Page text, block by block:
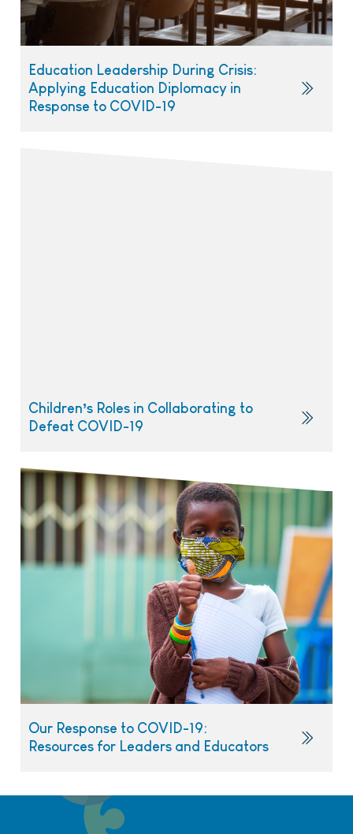
Education Leadership During Crisis:
Applying Education Diplomacy in
Response to COVID-19
Children’s Roles in Collaborating to
Defeat COVID-19
Our Response to COVID-19:
Resources for Leaders and Educators